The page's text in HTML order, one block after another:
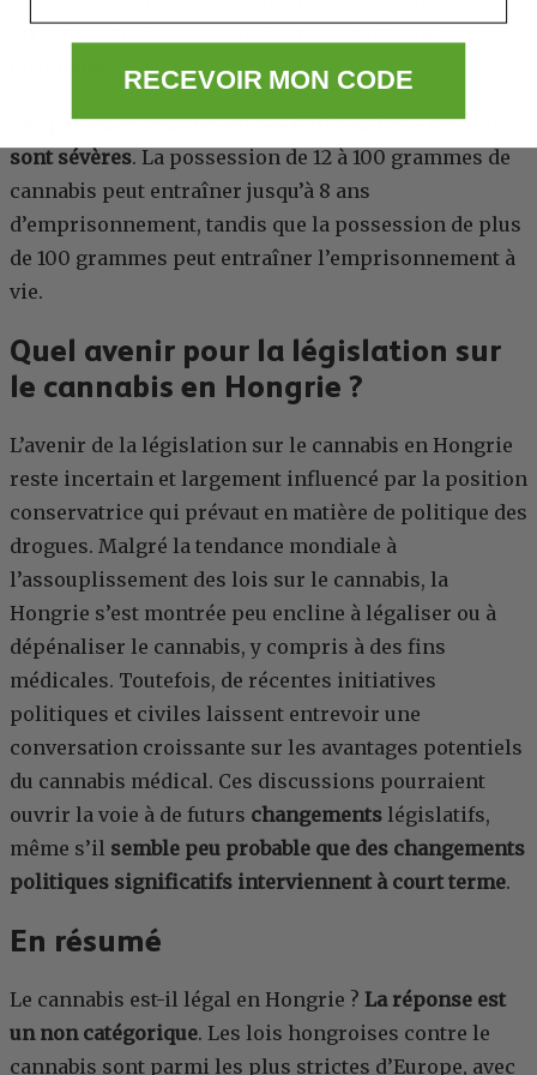
Les peines encourues en cas d’infraction à ces lois
sont sévères. La possession de 12 à 100 grammes de
cannabis peut entraîner jusqu’à 8 ans
d’emprisonnement, tandis que la possession de plus
de 100 grammes peut entraîner l’emprisonnement à
vie.
Quel avenir pour la législation sur
le cannabis en Hongrie ?
L’avenir de la législation sur le cannabis en Hongrie
reste incertain et largement influencé par la position
conservatrice qui prévaut en matière de politique des
drogues. Malgré la tendance mondiale à
l’assouplissement des lois sur le cannabis, la
Hongrie s’est montrée peu encline à légaliser ou à
dépénaliser le cannabis, y compris à des fins
médicales. Toutefois, de récentes initiatives
politiques et civiles laissent entrevoir une
conversation croissante sur les avantages potentiels
du cannabis médical. Ces discussions pourraient
ouvrir la voie à de futurs changements législatifs,
même s’il semble peu probable que des changements
politiques significatifs interviennent à court terme.
En résumé
Le cannabis est-il légal en Hongrie ? La réponse est
un non catégorique. Les lois hongroises contre le
cannabis sont parmi les plus strictes d’Europe, avec
RECEVOIR MON CODE